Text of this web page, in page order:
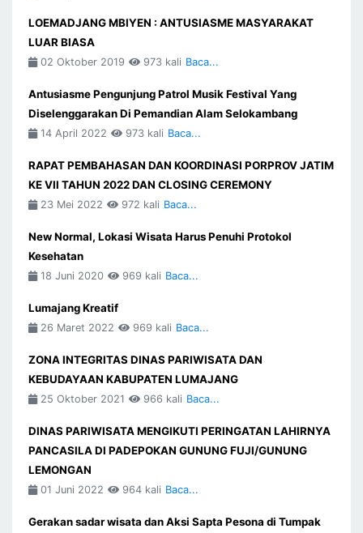
LOEMADJANG MBIYEN : ANTUSIASME MASYARAKAT
LUAR BIASA
02 Oktober 2019 973 kali Baca...
Antusiasme Pengunjung Patrol Musik Festival Yang
Diselenggarakan Di Pemandian Alam Selokambang
14 April 2022 973 kali Baca...
RAPAT PEMBAHASAN DAN KOORDINASI PORPROV JATIM
KE VII TAHUN 2022 DAN CLOSING CEREMONY
23 Mei 2022 972 kali Baca...
New Normal, Lokasi Wisata Harus Penuhi Protokol
Kesehatan
18 Juni 2020 969 kali Baca...
Lumajang Kreatif
26 Maret 2022 969 kali Baca...
ZONA INTEGRITAS DINAS PARIWISATA DAN
KEBUDAYAAN KABUPATEN LUMAJANG
25 Oktober 2021 966 kali Baca...
DINAS PARIWISATA MENGIKUTI PERINGATAN LAHIRNYA
PANCASILA DI PADEPOKAN GUNUNG FUJI/GUNUNG
LEMONGAN
01 Juni 2022 964 kali Baca...
Gerakan sadar wisata dan Aksi Sapta Pesona di Tumpak